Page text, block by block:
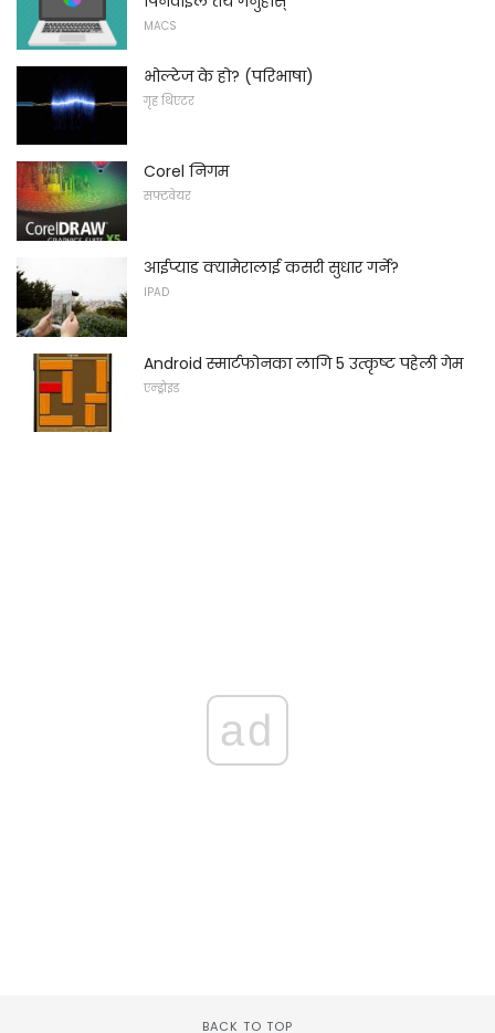
MACS
भोल्टेज के हो? (परिभाषा)
गृह थिएटर
Corel निगम
सफ्टवेयर
आईप्याड क्यामेरालाई कसरी सुधार गर्ने?
IPAD
Android स्मार्टफोनका लागि 5 उत्कृष्ट पहेली गेम
एन्ड्रोइड
ad
BACK TO TOP